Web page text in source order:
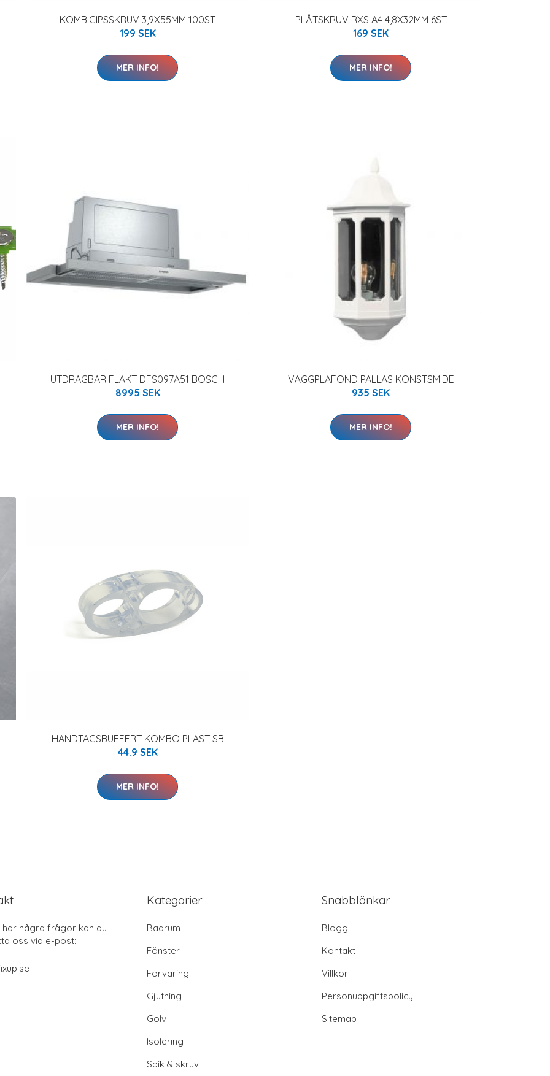
KOMBIGIPSSKRUV 3,9X55MM 100ST
199 SEK
MER INFO!
PLÅTSKRUV RXS A4 4,8X32MM 6ST
169 SEK
MER INFO!
UTDRAGBAR FLÄKT DFS097A51 BOSCH
8995 SEK
MER INFO!
VÄGGPLAFOND PALLAS KONSTSMIDE
935 SEK
MER INFO!
HANDTAGSBUFFERT KOMBO PLAST SB
44.9 SEK
MER INFO!
har några frågor kan du
oss via e-post:
Kategorier
Badrum
Fönster
Förvaring
Gjutning
Golv
Isolering
Spik & skruv
Snabblänkar
Blogg
Kontakt
Villkor
Personuppgiftspolicy
Sitemap